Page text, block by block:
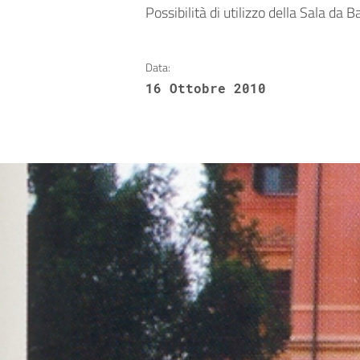
Possibilità di utilizzo della Sala da
Data:
16 Ottobre 2010